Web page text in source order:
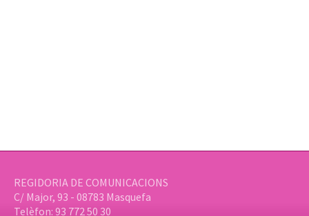
REGIDORIA DE COMUNICACIONS
C/ Major, 93 - 08783 Masquefa
Telèfon: 93 772 50 30